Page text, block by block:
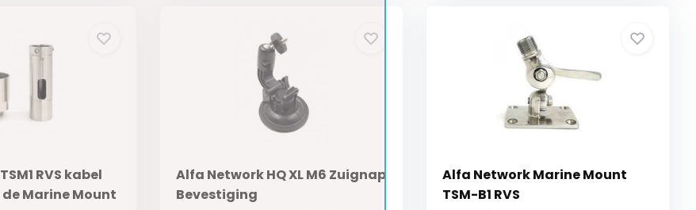
RVS kabel
Marine Mount
Alfa Network HQ XL M6 Zuignap
Bevestiging
Alfa Network Marine Mount
TSM-B1 RVS